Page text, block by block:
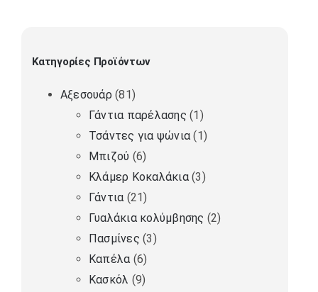
Κατηγορίες Προϊόντων
Αξεσουάρ (81)
Γάντια παρέλασης (1)
Τσάντες για ψώνια (1)
Μπιζού (6)
Κλάμερ Κοκαλάκια (3)
Γάντια (21)
Γυαλάκια κολύμβησης (2)
Πασμίνες (3)
Καπέλα (6)
Κασκόλ (9)